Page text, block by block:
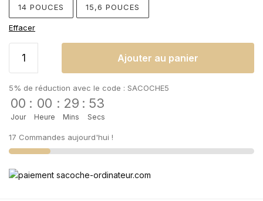
14 POUCES 15,6 POUCES
Effacer
Ajouter au panier
5% de réduction avec le code : SACOCHE5
00
Jour
: 00
Heure
: 29
Mins
: 53
Secs
17 Commandes aujourd'hui !